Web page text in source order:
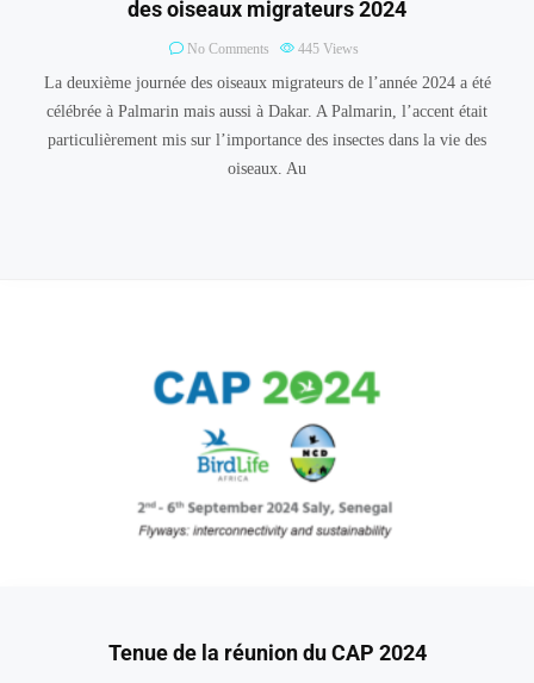
des oiseaux migrateurs 2024
No Comments 445 Views
La deuxième journée des oiseaux migrateurs de l’année 2024 a été
célébrée à Palmarin mais aussi à Dakar. A Palmarin, l’accent était
particulièrement mis sur l’importance des insectes dans la vie des
oiseaux. Au
Tenue de la réunion du CAP 2024